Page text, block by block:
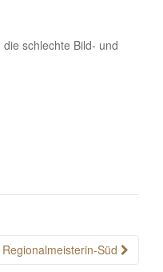
die schlechte Bild- und
Süd